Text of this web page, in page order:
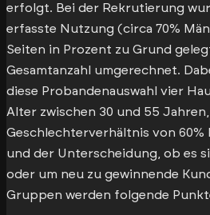
erfolgt. Bei der Rekrutierung
erfasste Nutzung (circa 70%
Seiten in Prozent zu Grund
Gesamtanzahl umgerechnet.
diese Probandenauswahl vier
Alter zwischen 30 und 55
Geschlechterverhältnis von 60%
und der Unterscheidung, ob es
oder um neu zu gewinnende
Gruppen werden folgende